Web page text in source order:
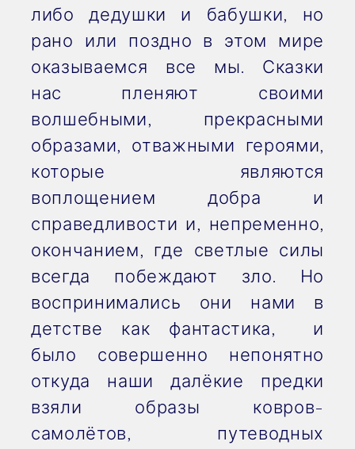
либо дедушки и бабушки, но
рано или поздно в этом мире
оказываемся все мы. Сказки
нас пленяют своими
волшебными, прекрасными
образами, отважными героями,
которые являются
воплощением добра и
справедливости и, непременно,
окончанием, где светлые силы
всегда побеждают зло. Но
воспринимались они нами в
детстве как фантастика, и
было совершенно непонятно
откуда наши далёкие предки
взяли образы ковров-
самолётов, путеводных